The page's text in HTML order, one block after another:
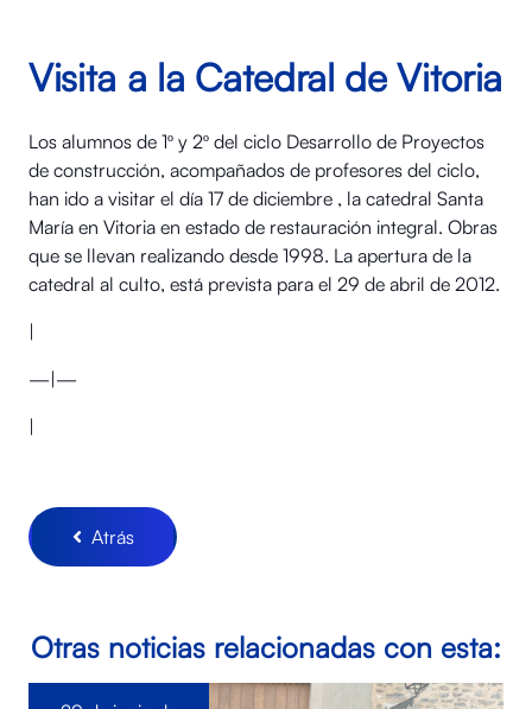
Visita a la Catedral de Vitoria
Los alumnos de 1º y 2º del ciclo Desarrollo de Proyectos
de construcción, acompañados de profesores del ciclo,
han ido a visitar el día 17 de diciembre , la catedral Santa
María en Vitoria en estado de restauración integral. Obras
que se llevan realizando desde 1998. La apertura de la
catedral al culto, está prevista para el 29 de abril de 2012.
|
—|—
|
Atrás
Otras noticias relacionadas con esta: